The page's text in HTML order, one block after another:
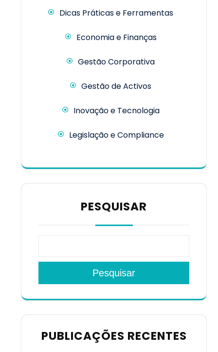
Dicas Práticas e Ferramentas
Economia e Finanças
Gestão Corporativa
Gestão de Activos
Inovação e Tecnologia
Legislação e Compliance
PESQUISAR
Pesquisar
PUBLICAÇÕES RECENTES